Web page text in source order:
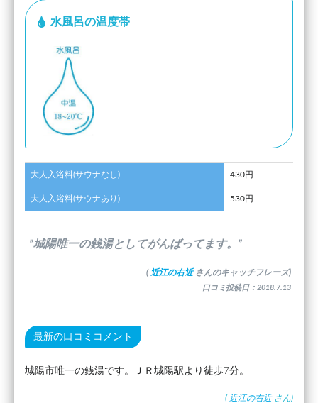
水風呂の温度帯
大人入浴料(サウナなし) 430円
大人入浴料(サウナあり) 530円
”城陽唯一の銭湯としてがんばってます。”
( 近江の右近 さんのキャッチフレーズ)
口コミ投稿日：2018.7.13
最新の口コミコメント
城陽市唯一の銭湯です。ＪＲ城陽駅より徒歩7分。
( 近江の右近 さん)